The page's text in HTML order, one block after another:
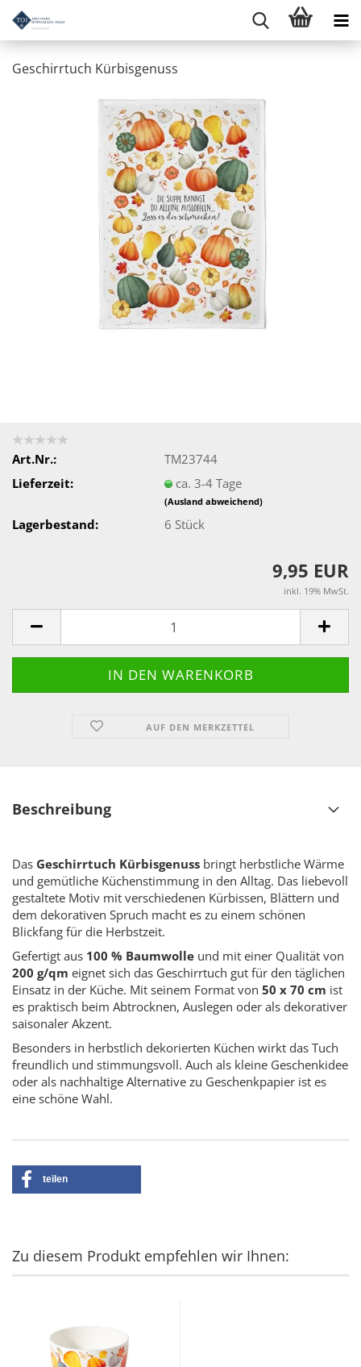
Geschirrtuch Kürbisgenuss
Art.Nr.:
TM23744
Lieferzeit:
ca. 3-4 Tage
(Ausland abweichend)
Lagerbestand: 6 Stück
9,95 EUR
inkl. 19% MwSt.
AUF DEN MERKZETTEL
Beschreibung
Das Geschirrtuch Kürbisgenuss bringt herbstliche Wärme
und gemütliche Küchenstimmung in den Alltag. Das liebevoll
gestaltete Motiv mit verschiedenen Kürbissen, Blättern und
dem dekorativen Spruch macht es zu einem schönen
Blickfang für die Herbstzeit.
Gefertigt aus 100 % Baumwolle und mit einer Qualität von
200 g/qm eignet sich das Geschirrtuch gut für den täglichen
Einsatz in der Küche. Mit seinem Format von 50 x 70 cm ist
es praktisch beim Abtrocknen, Auslegen oder als dekorativer
saisonaler Akzent.
Besonders in herbstlich dekorierten Küchen wirkt das Tuch
freundlich und stimmungsvoll. Auch als kleine Geschenkidee
oder als nachhaltige Alternative zu Geschenkpapier ist es
eine schöne Wahl.
teilen
Zu diesem Produkt empfehlen wir Ihnen: